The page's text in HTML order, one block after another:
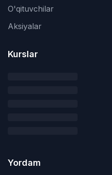
O'qituvchilar
Aksiyalar
Kurslar
Yordam